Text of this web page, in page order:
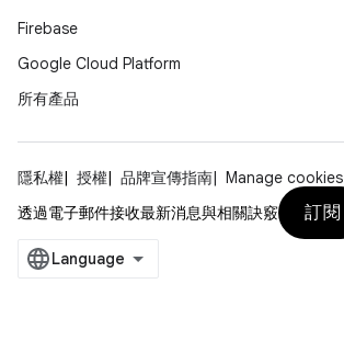
Firebase
Google Cloud Platform
所有產品
隱私權 授權 品牌宣傳指南
Manage cookies
透過電子郵件接收最新消息與相關訣竅
訂閱